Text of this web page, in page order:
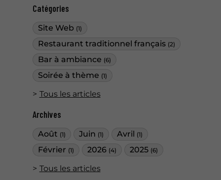
Catégories
Site Web (1)
Restaurant traditionnel français (2)
Bar à ambiance (6)
Soirée à thème (1)
Tous les articles
Archives
Août (1) Juin (1) Avril (1)
Février (1) 2026 (4) 2025 (6)
Tous les articles